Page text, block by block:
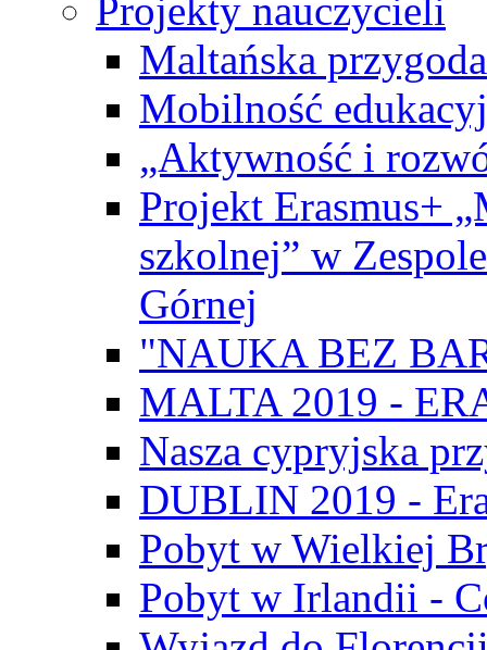
Projekty nauczycieli
Maltańska
Mobilność
„Aktywność i
Projekt Erasmus+
szkolnej” w
Górnej
"NAUKA BEZ
MALTA 2019 -
Nasza cypryjska
DUBLIN 2019 -
Pobyt w Wielkiej
Pobyt w Irlandii -